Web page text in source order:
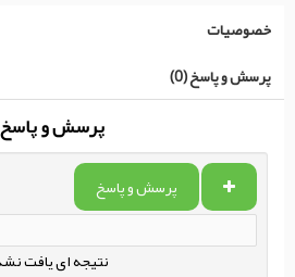
خصوصیات
پرسش و پاسخ (0)
پرسش و پاسخ
پرسش و پاسخ
نتیجه ای یافت